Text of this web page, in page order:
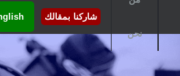
نحن
شاركنا بمقالك